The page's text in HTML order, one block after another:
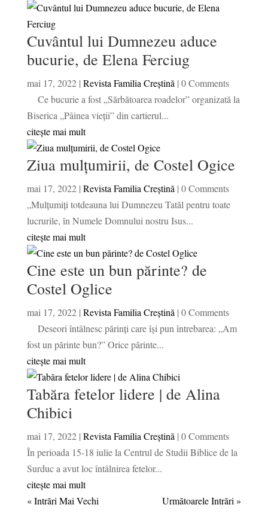
Cuvântul lui Dumnezeu aduce
bucurie, de Elena Ferciug
mai 17, 2022| Revista Familia Creștină | 0 Comments
Ce bucurie a fost „Sărbătoarea roadelor” organizată la
Biserica „Pâinea vieții” din cartierul...
citește mai mult
Ziua mulţumirii, de Costel Ogice
mai 17, 2022| Revista Familia Creștină | 0 Comments
„Mulțumiți totdeauna lui Dumnezeu Tatăl pentru toate
lucrurile, în Numele Domnului nostru Isus...
citește mai mult
Cine este un bun părinte? de
Costel Oglice
mai 17, 2022| Revista Familia Creștină | 0 Comments
Deseori întâlnesc părinți care își pun întrebarea: „Am
fost un părinte bun?” Orice părinte...
citește mai mult
Tabăra fetelor lidere | de Alina
Chibici
mai 17, 2022| Revista Familia Creștină | 0 Comments
În perioada 15-18 iulie la Centrul de Studii Biblice de la
Surduc a avut loc întâlnirea fetelor...
citește mai mult
« Intrări Mai Vechi
Următoarele Intrări »